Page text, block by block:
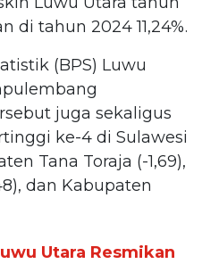
di tahun 2024 11,24%.
(BPS) Luwu
juga sekaligus
ke-4 di Sulawesi
Tana Toraja (-1,69),
dan Kabupaten
Utara Resmikan